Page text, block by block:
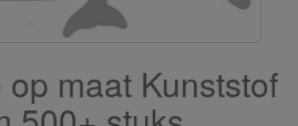
maat Kunststof